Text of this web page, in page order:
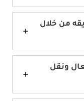
من خلال
ونقل